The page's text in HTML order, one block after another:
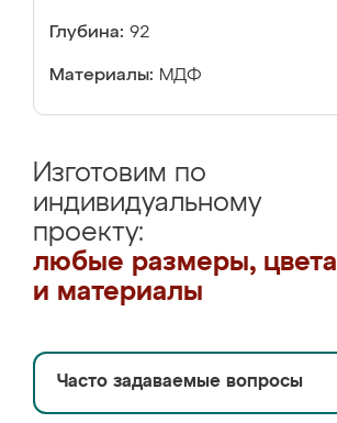
Глубина: 92
Материалы: МДФ
Изготовим по
индивидуальному
проекту:
любые размеры, цвета
и материалы
Часто задаваемые вопросы